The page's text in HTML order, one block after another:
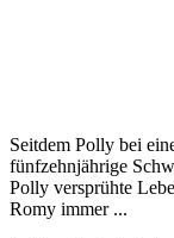
Seitdem Polly bei
fünfzehnjährige
Polly versprühte
Romy immer ...